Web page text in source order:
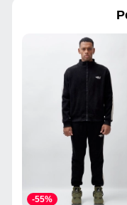
-55%